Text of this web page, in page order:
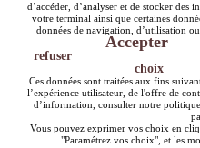
d’accéder, d’analyser et de stocker des
votre terminal ainsi que certaines
données de navigation, d’utilisation
Accepter
refuser
choix
Ces données sont traitées aux fins
l’expérience utilisateur, de l'offre de
d’information, consulter notre
Vous pouvez exprimer vos choix en
"Paramétrez vos choix", et les